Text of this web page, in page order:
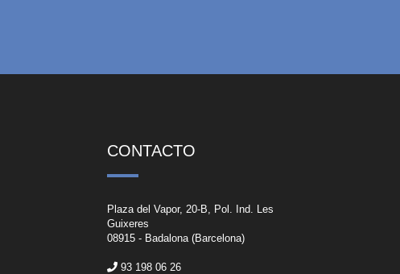
CONTACTO
Plaza del Vapor, 20-B, Pol. Ind. Les
Guixeres
08915 - Badalona (Barcelona)
93 198 06 26